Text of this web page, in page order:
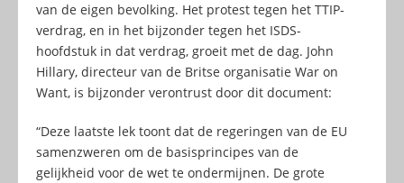
van de eigen bevolking. Het protest tegen het TTIP-
verdrag, en in het bijzonder tegen het ISDS-
hoofdstuk in dat verdrag, groeit met de dag. John
Hillary, directeur van de Britse organisatie War on
Want, is bijzonder verontrust door dit document:
“Deze laatste lek toont dat de regeringen van de EU
samenzweren om de basisprincipes van de
gelijkheid voor de wet te ondermijnen. De grote